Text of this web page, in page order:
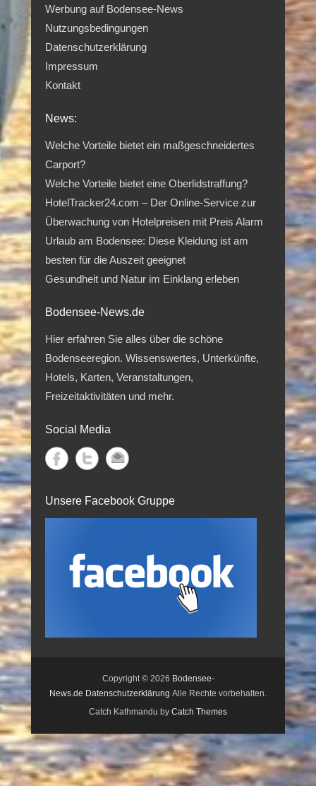
Werbung auf Bodensee-News
Nutzungsbedingungen
Datenschutzerklärung
Impressum
Kontakt
News:
Welche Vorteile bietet ein maßgeschneidertes
Carport?
Welche Vorteile bietet eine Oberlidstraffung?
HotelTracker24.com – Der Online-Service zur
Überwachung von Hotelpreisen mit Preis Alarm
Urlaub am Bodensee: Diese Kleidung ist am
besten für die Auszeit geeignet
Gesundheit und Natur im Einklang erleben
Bodensee-News.de
Hier erfahren Sie alles über die schöne
Bodenseeregion. Wissenswertes, Unterkünfte,
Hotels, Karten, Veranstaltungen,
Freizeitaktivitäten und mehr.
Social Media
Unsere Facebook Gruppe
Copyright © 2026 Bodensee-
News.de Datenschutzerklärung Alle Rechte vorbehalten.
Catch Kathmandu by Catch Themes